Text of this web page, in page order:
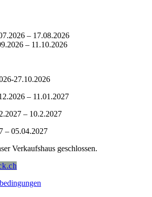
– 17.08.2026
– 11.10.2026
27.10.2026
– 11.01.2027
– 10.2.2027
– 05.04.2027
Verkaufshaus geschlossen.